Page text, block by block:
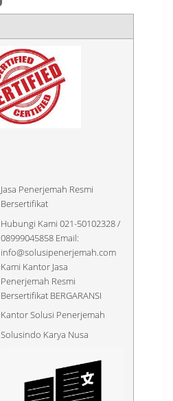
Jasa Penerjemah Resmi
Bersertifikat
Hubungi Kami 021-50102328 /
08999045858 Email:
info@solusipenerjemah.com
Kami Kantor Jasa
Penerjemah Resmi
Bersertifikat BERGARANSI
Kantor Solusi Penerjemah
Solusindo Karya Nusa